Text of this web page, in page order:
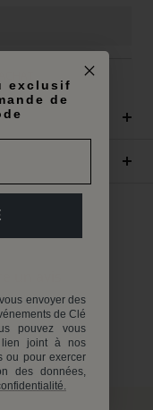
un avis
exclusif
de
envoyer des
de Clé
pouvez vous
lien joint à nos
ou pour exercer
des données,